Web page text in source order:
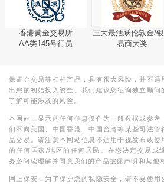
香港黄金交易所
AA类145号行员
三大最活跃伦敦金/
易商大奖
保证金交易等杠杆产品，具有很大风险，并不适
出您的初始投入资金。我们建议您征询独立顾问
了解可能涉及的风险。
本网站上显示的任何信息仅作为一般数据或参考
们不向美国、中国香港、中国台湾等某些司法管
品交易。请注意本网站信息不适用于视发布或使
的任何国家/地区的任何居民。在您决定交易或
务必阅读理解并同意我们的产品披露声明和其他
网上保安：为了保护您的私隐安全，请不要使用